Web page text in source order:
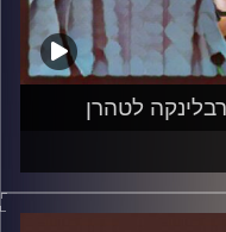
עם פרופסור בועז בן-